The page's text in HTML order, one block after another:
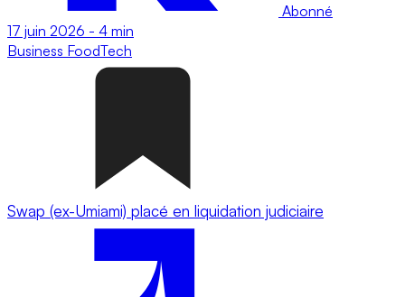
Abonné
17 juin 2026 - 4 min
Business FoodTech
Swap (ex-Umiami) placé en liquidation judiciaire